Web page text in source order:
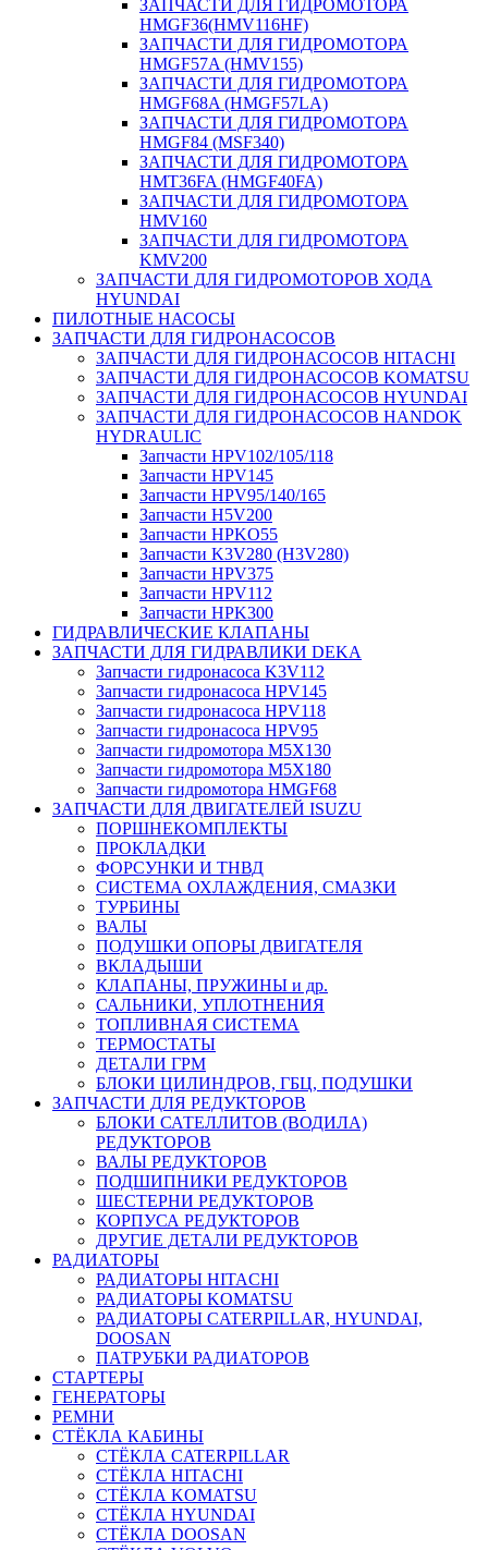
ЗАПЧАСТИ ДЛЯ ГИДРОМОТОРА
HMGF36(HMV116HF)
ЗАПЧАСТИ ДЛЯ ГИДРОМОТОРА
HMGF57A (HMV155)
ЗАПЧАСТИ ДЛЯ ГИДРОМОТОРА
HMGF68A (HMGF57LA)
ЗАПЧАСТИ ДЛЯ ГИДРОМОТОРА
HMGF84 (MSF340)
ЗАПЧАСТИ ДЛЯ ГИДРОМОТОРА
HMT36FA (HMGF40FA)
ЗАПЧАСТИ ДЛЯ ГИДРОМОТОРА
HMV160
ЗАПЧАСТИ ДЛЯ ГИДРОМОТОРА
KMV200
ЗАПЧАСТИ ДЛЯ ГИДРОМОТОРОВ ХОДА
HYUNDAI
ПИЛОТНЫЕ НАСОСЫ
ЗАПЧАСТИ ДЛЯ ГИДРОНАСОСОВ
ЗАПЧАСТИ ДЛЯ ГИДРОНАСОСОВ HITACHI
ЗАПЧАСТИ ДЛЯ ГИДРОНАСОСОВ KOMATSU
ЗАПЧАСТИ ДЛЯ ГИДРОНАСОСОВ HYUNDAI
ЗАПЧАСТИ ДЛЯ ГИДРОНАСОСОВ HANDOK
HYDRAULIC
Запчасти HPV102/105/118
Запчасти HPV145
Запчасти HPV95/140/165
Запчасти H5V200
Запчасти HPKO55
Запчасти K3V280 (H3V280)
Запчасти HPV375
Запчасти HPV112
Запчасти HPK300
ГИДРАВЛИЧЕСКИЕ КЛАПАНЫ
ЗАПЧАСТИ ДЛЯ ГИДРАВЛИКИ DEKA
Запчасти гидронасоса K3V112
Запчасти гидронасоса HPV145
Запчасти гидронасоса HPV118
Запчасти гидронасоса HPV95
Запчасти гидромотора M5X130
Запчасти гидромотора M5X180
Запчасти гидромотора HMGF68
ЗАПЧАСТИ ДЛЯ ДВИГАТЕЛЕЙ ISUZU
ПОРШНЕКОМПЛЕКТЫ
ПРОКЛАДКИ
ФОРСУНКИ И ТНВД
СИСТЕМА ОХЛАЖДЕНИЯ, СМАЗКИ
ТУРБИНЫ
ВАЛЫ
ПОДУШКИ ОПОРЫ ДВИГАТЕЛЯ
ВКЛАДЫШИ
КЛАПАНЫ, ПРУЖИНЫ и др.
САЛЬНИКИ, УПЛОТНЕНИЯ
ТОПЛИВНАЯ СИСТЕМА
ТЕРМОСТАТЫ
ДЕТАЛИ ГРМ
БЛОКИ ЦИЛИНДРОВ, ГБЦ, ПОДУШКИ
ЗАПЧАСТИ ДЛЯ РЕДУКТОРОВ
БЛОКИ САТЕЛЛИТОВ (ВОДИЛА)
РЕДУКТОРОВ
ВАЛЫ РЕДУКТОРОВ
ПОДШИПНИКИ РЕДУКТОРОВ
ШЕСТЕРНИ РЕДУКТОРОВ
КОРПУСА РЕДУКТОРОВ
ДРУГИЕ ДЕТАЛИ РЕДУКТОРОВ
РАДИАТОРЫ
РАДИАТОРЫ HITACHI
РАДИАТОРЫ KOMATSU
РАДИАТОРЫ CATERPILLAR, HYUNDAI,
DOOSAN
ПАТРУБКИ РАДИАТОРОВ
СТАРТЕРЫ
ГЕНЕРАТОРЫ
РЕМНИ
СТЁКЛА КАБИНЫ
СТЁКЛА CATERPILLAR
СТЁКЛА HITACHI
СТЁКЛА KOMATSU
СТЁКЛА HYUNDAI
СТЁКЛА DOOSAN